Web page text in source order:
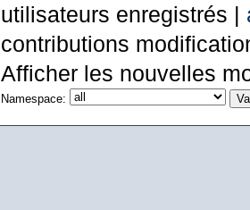
utilisateurs enregistrés |
contributions
Afficher les nouvelles
Namespace: